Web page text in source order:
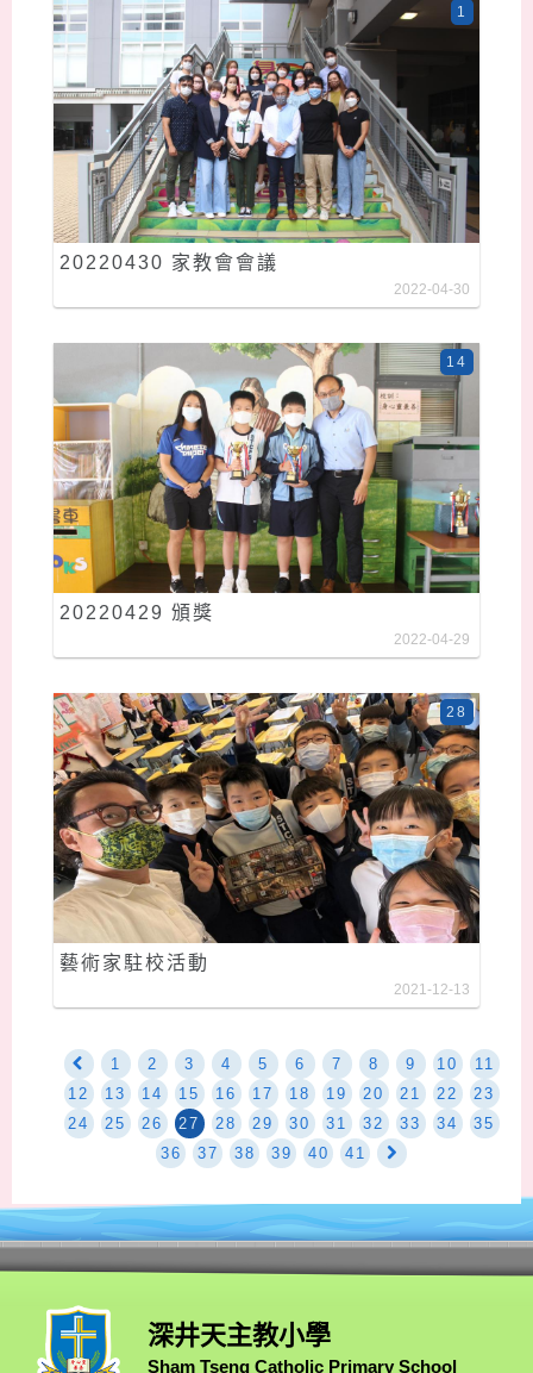
20220430 家教會會議
1
2022-04-30
20220429 頒獎
14
2022-04-29
藝術家駐校活動
28
2021-12-13
1 2 3 4 5 6 7 8 9 10
11
12
13 14 15 16 17 18 19 20 21 22
23
24
25 26 27 28 29 30 31 32 33 34
35
36
37 38 39 40 41
深井天主教小學
Sham Tseng Catholic Primary School